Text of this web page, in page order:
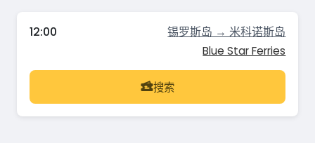
12:00 锡罗斯岛 → 米科诺斯岛
Blue Star Ferries
搜索